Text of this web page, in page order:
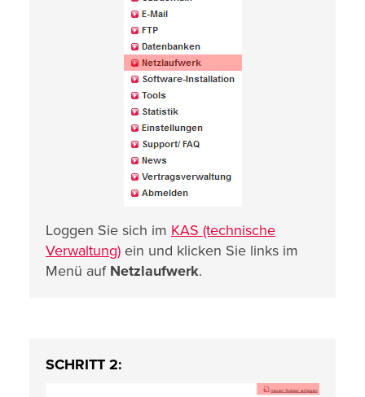
Loggen Sie sich im KAS (technische
Verwaltung) ein und klicken Sie links im
Menü auf Netzlaufwerk.
SCHRITT 2: